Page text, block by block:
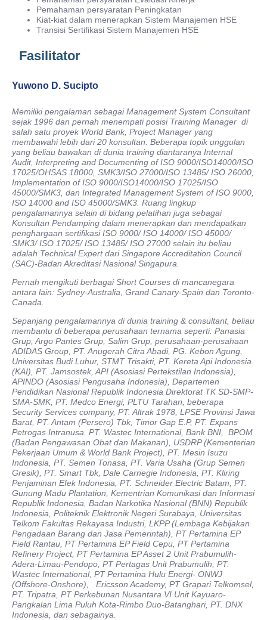
Pemahaman persyaratan Peningkatan
Kiat-kiat dalam menerapkan Sistem Manajemen HSE
Transisi Sertifikasi Sistem Manajemen HSE
Fasilitator
Yuwono D. Sucipto
Memiliki pengalaman sebagai Management System Consultant
sejak 1996 dan pernah menempati posisi Training Manager di
salah satu proyek World Bank, Project Manager yang
membawahi lebih dari 20 konsultan. Beberapa topik unggulan
yang beliau bawakan di dunia training diantaranya Internal
Audit, Interpreting and Documenting of ISO 9000/ISO14000/ISO
17025/OHSAS 18000, SMK3/ISO 27000/ISO 13485/ ISO 26000,
Implementation of ISO 9000/ISO14000/ISO 17025/ISO
45000/SMK3, dan Integrated Management System of ISO 9000,
ISO 14000 and ISO 45000/SMK3. Ruang lingkup
pengalamannya selain di bidang pelatihan juga sebagai
Konsultan Pendamping dalam menerapkan dan mendapatkan
penghargaan sertifikasi ISO 9000/ ISO 14000/ ISO 45000/
SMK3/ ISO 17025/ ISO 13485/ ISO 27000 selain itu beliau
adalah Technical Expert dari Singapore Accreditation Council
(SAC)-Badan Akreditasi Nasional Singapura.
Pernah mengikuti berbagai Short Courses di mancanegara
antara lain: Sydney-Australia, Grand Canary-Spain dan Toronto-
Canada.
Sepanjang pengalamannya di dunia training & consultant, beliau
membantu di beberapa perusahaan ternama seperti: Panasia
Grup, Argo Pantes Grup, Salim Grup, perusahaan-perusahaan
ADIDAS Group, PT. Anugerah Citra Abadi, PG. Kebon Agung,
Universitas Budi Luhur, STMT Trisakti, PT. Kereta Api Indonesia
(KAI), PT. Jamsostek, API (Asosiasi Pertekstilan Indonesia),
APINDO (Asosiasi Pengusaha Indonesia), Departemen
Pendidikan Nasional Republik Indonesia Direktorat TK SD-SMP-
SMA-SMK, PT. Medco Energi, PLTU Tarahan, beberapa
Security Services company, PT. Altrak 1978, LPSE Provinsi Jawa
Barat, PT. Antam (Persero) Tbk, Timor Gap E.P, PT. Expans
Petrogas Intranusa. PT. Wastec International, Bank BNI, BPOM
(Badan Pengawasan Obat dan Makanan), USDRP (Kementerian
Pekerjaan Umum & World Bank Project), PT. Mesin Isuzu
Indonesia, PT. Semen Tonasa, PT. Varia Usaha (Grup Semen
Gresik), PT. Smart Tbk, Dale Carnegie Indonesia, PT. Kliring
Penjaminan Efek Indonesia, PT. Schneider Electric Batam, PT.
Gunung Madu Plantation, Kementrian Komunikasi dan Informasi
Republik Indonesia, Badan Narkotika Nasional (BNN) Republik
Indonesia, Politeknik Elektronik Negeri Surabaya, Universitas
Telkom Fakultas Rekayasa Industri, LKPP (Lembaga Kebijakan
Pengadaan Barang dan Jasa Pemerintah), PT Pertamina EP
Field Rantau, PT Pertamina EP Field Cepu, PT Pertamina
Refinery Project, PT Pertamina EP Asset 2 Unit Prabumulih-
Adera-Limau-Pendopo, PT Pertagas Unit Prabumulih, PT.
Wastec International, PT Pertamina Hulu Energi- ONWJ
(Offshore-Onshore), Ericsson Academy, PT Grapari Telkomsel,
PT. Tripatra, PT Perkebunan Nusantara VI Unit Kayuaro-
Pangkalan Lima Puluh Kota-Rimbo Duo-Batanghari, PT. DNX
Indonesia, dan sebagainya.